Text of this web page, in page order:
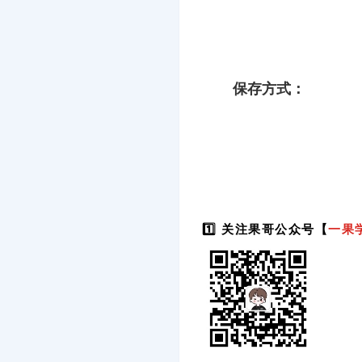
保存方式：
1️⃣ 关注果哥公众号【一果